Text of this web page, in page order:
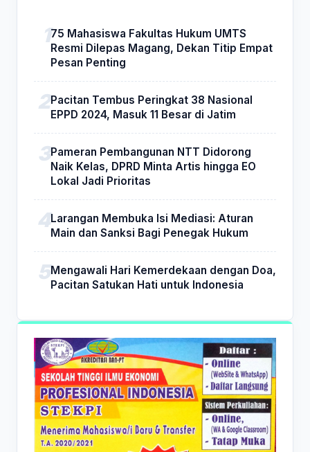
75 Mahasiswa Fakultas Hukum UMTS
Resmi Dilepas Magang, Dekan Titip Empat
Pesan Penting
Pacitan Tembus Peringkat 38 Nasional
EPPD 2024, Masuk 11 Besar di Jatim
Pameran Pembangunan NTT Didorong
Naik Kelas, DPRD Minta Artis hingga EO
Lokal Jadi Prioritas
Larangan Membuka Isi Mediasi: Aturan
Main dan Sanksi Bagi Penegak Hukum
Mengawali Hari Kemerdekaan dengan Doa,
Pacitan Satukan Hati untuk Indonesia